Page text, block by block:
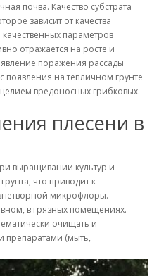
почва. Качество субстрата
зависит от качества
параметров
отражается на росте и
поражения рассады
на тепличном грунте
вредоносных грибковых.
плесени в
выращивании культур и
что приводит к
микрофлоры.
в грязных помещениях.
очищать и
препаратами (мыть,